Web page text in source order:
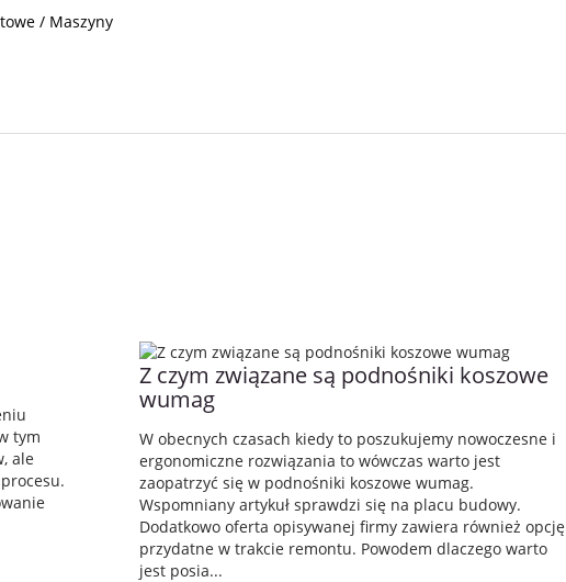
/ Maszyny
tym
ale
Z czym związane są podnośniki koszowe
wumag
W obecnych czasach kiedy to poszukujemy nowoczesne i
ergonomiczne rozwiązania to wówczas warto jest
zaopatrzyć się w podnośniki koszowe wumag.
Wspomniany artykuł sprawdzi się na placu budowy.
Dodatkowo oferta opisywanej firmy zawiera również opcję
przydatne w trakcie remontu. Powodem dlaczego warto
jest posia...